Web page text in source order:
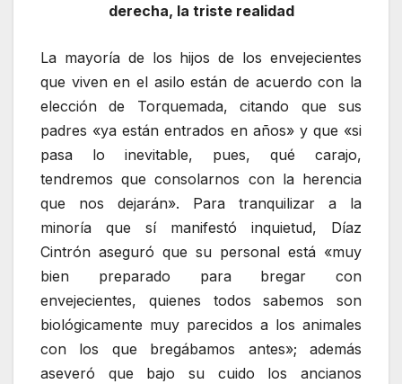
derecha, la triste realidad
La mayoría de los hijos de los envejecientes
que viven en el asilo están de acuerdo con la
elección de Torquemada, citando que sus
padres «ya están entrados en años» y que «si
pasa lo inevitable, pues, qué carajo,
tendremos que consolarnos con la herencia
que nos dejarán». Para tranquilizar a la
minoría que sí manifestó inquietud, Díaz
Cintrón aseguró que su personal está «muy
bien preparado para bregar con
envejecientes, quienes todos sabemos son
biológicamente muy parecidos a los animales
con los que bregábamos antes»; además
aseveró que bajo su cuido los ancianos